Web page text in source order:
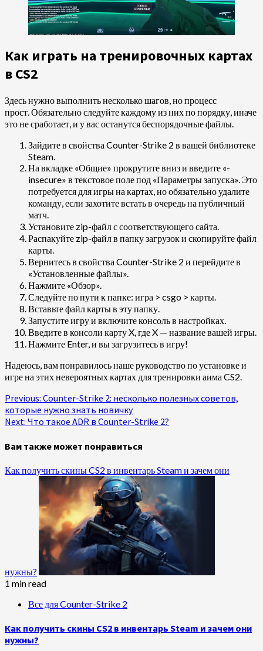
Как играть на тренировочных картах
в CS2
Здесь нужно выполнить несколько шагов, но процесс
прост. Обязательно следуйте каждому из них по порядку, иначе
это не сработает, и у вас останутся беспорядочные файлы.
Зайдите в свойства Counter-Strike 2 в вашей библиотеке
Steam.
На вкладке «Общие» прокрутите вниз и введите «-
insecure» в текстовое поле под «Параметры запуска». Это
потребуется для игры на картах, но обязательно удалите
команду, если захотите встать в очередь на публичный
матч.
Установите zip-файл с соответствующего сайта.
Распакуйте zip-файл в папку загрузок и скопируйте файл
карты.
Вернитесь в свойства Counter-Strike 2 и перейдите в
«Установленные файлы».
Нажмите «Обзор».
Следуйте по пути к папке: игра > csgo > карты.
Вставьте файл карты в эту папку.
Запустите игру и включите консоль в настройках.
Введите в консоли карту X, где X — название вашей игры.
Нажмите Enter, и вы загрузитесь в игру!
Надеюсь, вам понравилось наше руководство по установке и
игре на этих невероятных картах для тренировки аима CS2.
Continue
Reading
Previous: Counter-Strike 2: несколько полезных советов,
которые нужно знать новичку
Next: Что такое ADR в Counter-Strike 2?
Вам также может понравиться
Как получить скины CS2 в инвентарь Steam и зачем они
нужны?
1 min read
Все для Counter-Strike 2
Как получить скины CS2 в инвентарь Steam и зачем они
нужны?